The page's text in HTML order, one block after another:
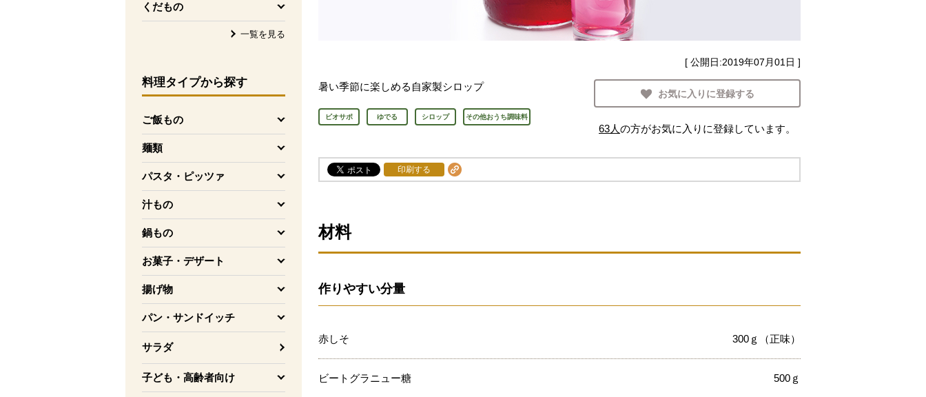
くだもの
を開く
一覧を見る
料理タイプから探す
ご飯もの
を開く
麺類
を開く
パスタ・ピッツァ
を開く
汁もの
を開く
鍋もの
を開く
お菓子・デザート
を開く
揚げ物
を開く
パン・サンドイッチ
を開く
サラダ
子ども・高齢者向け
を開く
[ 公開日:2019年07月01日 ]
暑い季節に楽しめる自家製シロップ
ビオサポ ゆでる シロップ その他おうち調味料
お気に入りに登録する
63人の方がお気に入りに登録しています。
印刷する
材料
作りやすい分量
赤しそ 300ｇ（正味）
ビートグラニュー糖 500ｇ